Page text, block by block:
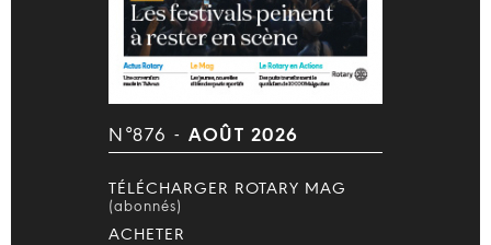
N°876 - AOÛT 2026
TÉLÉCHARGER ROTARY MAG
(abonnés)
ACHETER